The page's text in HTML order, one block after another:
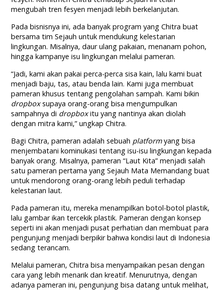
mengubah tren fesyen menjadi lebih berkelanjutan.
Pada bisnisnya ini, ada banyak program yang Chitra buat
bersama tim Sejauh untuk mendukung kelestarian
lingkungan. Misalnya, daur ulang pakaian, menanam pohon,
hingga kampanye isu lingkungan melalui pameran.
“Jadi, kami akan pakai perca-perca sisa kain, lalu kami buat
menjadi baju, tas, atau benda lain. Kami juga membuat
pameran khusus tentang pengolahan sampah. Kami bikin
dropboxsupaya orang-orang bisa mengumpulkan
sampahnya di dropboxitu yang nantinya akan diolah
dengan mitra kami,” ungkap Chitra.
Bagi Chitra, pameran adalah sebuah platformyang bisa
menjembatani kominukasi tentang isu-isu lingkungan kepada
banyak orang. Misalnya, pameran “Laut Kita” menjadi salah
satu pameran pertama yang Sejauh Mata Memandang buat
untuk mendorong orang-orang lebih peduli terhadap
kelestarian laut.
Pada pameran itu, mereka menampilkan botol-botol plastik,
lalu gambar ikan tercekik plastik. Pameran dengan konsep
seperti ini akan menjadi pusat perhatian dan membuat para
pengunjung menjadi berpikir bahwa kondisi laut di Indonesia
sedang terancam.
Melalui pameran, Chitra bisa menyampaikan pesan dengan
cara yang lebih menarik dan kreatif. Menurutnya, dengan
adanya pameran ini, pengunjung bisa datang untuk melihat,